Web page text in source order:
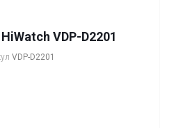
VDP-D2201
VDP-D2201